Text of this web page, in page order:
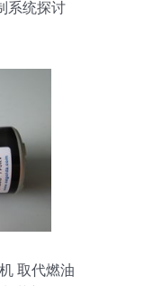
系统探讨
取代燃油